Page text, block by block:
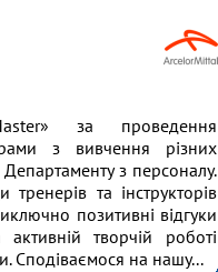
за проведення
з вивчення різних
Департаменту з персоналу.
та інструкторів
позитивні відгуки
творчій роботі
Сподіваємося на нашу...